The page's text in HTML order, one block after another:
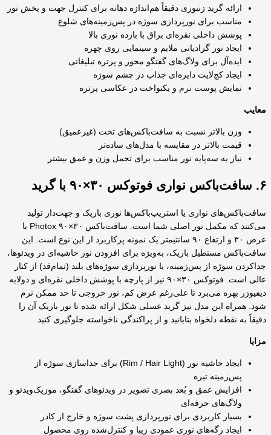
ارائه گرید زنبوری دقیقاً هم‌اندازه دهانه برای کنترل جهت و پخش نور
مناسب برای نورپردازی سوژه در پس‌زمینه‌های شلوغ
پوشش داخلی نقره‌ای براق با بازده نوری بالا
ایجاد نور گرادیانی ملایم و سینمایی روی چهره
ایده‌آل برای ولاگ‌های گفتگو محور و پرتره تبلیغاتی
ایجاد کچ‌لایت دایره‌ای جذاب در چشم سوژه
نمایش پوست نرم و یکنواخت در عکاسی پرتره
معایب
وزن بالاتر نسبت به سافت‌باکس‌های تخت (غیرعمیق)
قیمت بالاتر در مقایسه با مدل‌های ساده‌تر
نیاز به سه‌پایه نور مناسب برای تحمل وزن و عمق بیشتر
۶. سافت‌باکس نواری فوتوکس ۳۰×۹۰ با گرید
سافت‌باکس‌های نواری یا استریپ‌باکس‌ها نوری باریک و جهت‌دار تولید
می‌کنند که مکمل نور اصلی شما است. سافت‌باکس ۳۰×۹۰ Photox با
عرض ۳۰ و ارتفاع ۹۰ سانتیمتر یک نمونه پرکاربرد از این نوع است. این
سافت‌باکس مستطیل باریک، به‌ویژه برای افزودن نور حاشیه‌ای در ویدئوها،
جداکردن سوژه از پس‌زمینه، یا نورپردازی سوژه‌های بلند (تمام‌قد) از کنار
عالی است. فوتوکس ۳۰×۹۰ نیز از پارچه با پوشش داخلی نقره‌ای و دولایه
دیفیوزر بهره می‌برد تا علی‌رغم عرض کم، نور خروجی تا حد ممکن نرم
شود. همراه این مدل نیز گرید عسلی شکل ارائه شده تا نور باریک آن را
دقیقاً به نقطه دلخواه بتابانید و از پراکندگی ناخواسته جلوگیری کنید
مزایا
ایجاد حاشیه نور (Rim / Hair Light) برای جداسازی سوژه از
پس‌زمینه تیره
افزایش عمق و بُعد بصری تصویر در ویدئوهای گفتگو، موزیک‌ویدئو و
ولاگ‌های حرفه‌ای
بسیار کاربردی برای نورپردازی پشت سوژه و خارج از کادر
ایجاد رگه‌های نوری عمودی زیبا و کنترل‌شده روی محصول